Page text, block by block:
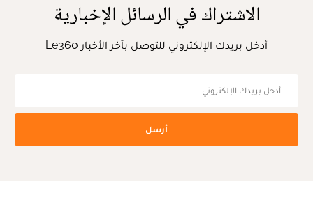
الاشتراك في الرسائل الإخبارية
أدخل بريدك الإلكتروني للتوصل بآخر الأخبار Le360
أرسل